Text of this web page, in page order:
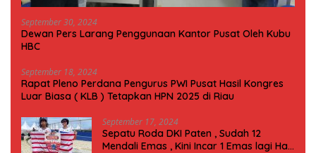
September 30, 2024
Dewan Pers Larang Penggunaan Kantor Pusat Oleh Kubu
HBC
September 18, 2024
Rapat Pleno Perdana Pengurus PWI Pusat Hasil Kongres
Luar Biasa ( KLB ) Tetapkan HPN 2025 di Riau
September 17, 2024
Sepatu Roda DKI Paten , Sudah 12
Mendali Emas , Kini Incar 1 Emas lagi Hari